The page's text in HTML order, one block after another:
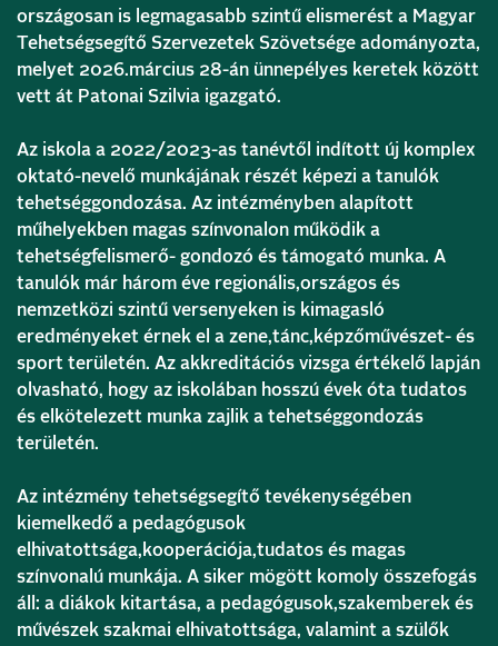
országosan is legmagasabb szintű elismerést a Magyar
Tehetségsegítő Szervezetek Szövetsége adományozta,
melyet 2026.március 28-án ünnepélyes keretek között
vett át Patonai Szilvia igazgató.
Az iskola a 2022/2023-as tanévtől indított új komplex
oktató-nevelő munkájának részét képezi a tanulók
tehetséggondozása. Az intézményben alapított
műhelyekben magas színvonalon működik a
tehetségfelismerő- gondozó és támogató munka. A
tanulók már három éve regionális,országos és
nemzetközi szintű versenyeken is kimagasló
eredményeket érnek el a zene,tánc,képzőművészet- és
sport területén. Az akkreditációs vizsga értékelő lapján
olvasható, hogy az iskolában hosszú évek óta tudatos
és elkötelezett munka zajlik a tehetséggondozás
területén.
Az intézmény tehetségsegítő tevékenységében
kiemelkedő a pedagógusok
elhivatottsága,kooperációja,tudatos és magas
színvonalú munkája. A siker mögött komoly összefogás
áll: a diákok kitartása, a pedagógusok,szakemberek és
művészek szakmai elhivatottsága, valamint a szülők